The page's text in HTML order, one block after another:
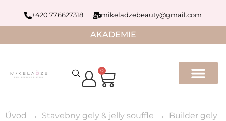
+420 776627318 mikeladzebeauty@gmail.com
AKADEMIE
0
Úvod Stavebny gely & jelly souffle
Builder gely